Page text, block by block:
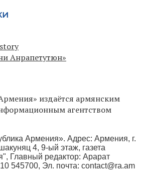
Анрапетутюн»
издаётся армянским
агентством
Армения». Адрес: Армения, г.
4, 9-ый этаж, газета
Главный редактор: Арарат
545700, Эл. почта: contact@ra.am